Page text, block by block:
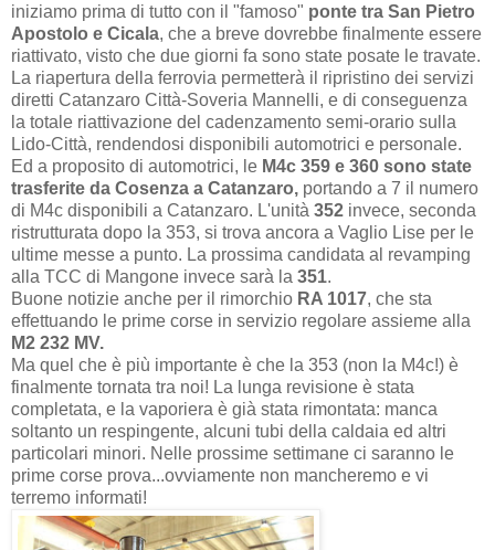
iniziamo prima di tutto con il "famoso" ponte tra San Pietro
Apostolo e Cicala, che a breve dovrebbe finalmente essere
riattivato, visto che due giorni fa sono state posate le travate.
La riapertura della ferrovia permetterà il ripristino dei servizi
diretti Catanzaro Città-Soveria Mannelli, e di conseguenza
la totale riattivazione del cadenzamento semi-orario sulla
Lido-Città, rendendosi disponibili automotrici e personale.
Ed a proposito di automotrici, le M4c 359 e 360 sono state
trasferite da Cosenza a Catanzaro, portando a 7 il numero
di M4c disponibili a Catanzaro. L'unità 352 invece, seconda
ristrutturata dopo la 353, si trova ancora a Vaglio Lise per le
ultime messe a punto. La prossima candidata al revamping
alla TCC di Mangone invece sarà la 351.
Buone notizie anche per il rimorchio RA 1017, che sta
effettuando le prime corse in servizio regolare assieme alla
M2 232 MV.
Ma quel che è più importante è che la 353 (non la M4c!) è
finalmente tornata tra noi! La lunga revisione è stata
completata, e la vaporiera è già stata rimontata: manca
soltanto un respingente, alcuni tubi della caldaia ed altri
particolari minori. Nelle prossime settimane ci saranno le
prime corse prova...ovviamente non mancheremo e vi
terremo informati!